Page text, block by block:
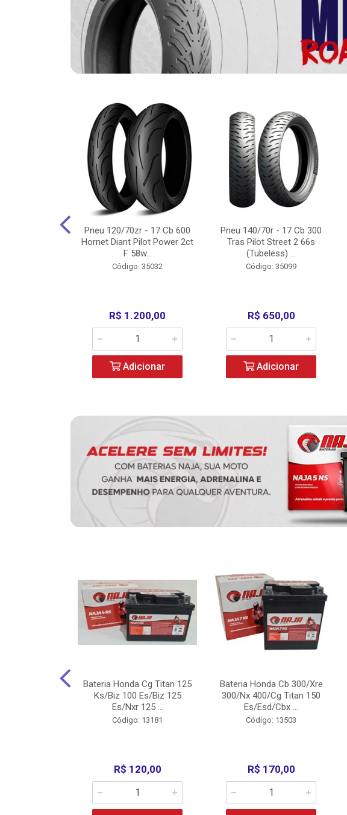
Pneu 120/70zr - 17 Cb 600
Hornet Diant Pilot Power 2ct
F 58w...
Código: 35032
R$ 1.200,00
Adicionar
Pneu 140/70r - 17 Cb 300
Tras Pilot Street 2 66s
(Tubeless) ...
Código: 35099
R$ 650,00
Adicionar
Bateria Honda Cg Titan 125
Ks/Biz 100 Es/Biz 125
Es/Nxr 125 ...
Código: 13181
R$ 120,00
Bateria Honda Cb 300/Xre
300/Nx 400/Cg Titan 150
Es/Esd/Cbx ...
Código: 13503
R$ 170,00